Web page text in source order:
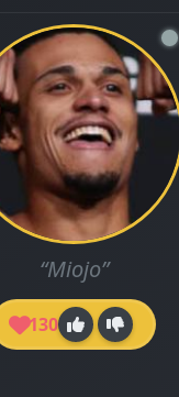
“Miojo”
130